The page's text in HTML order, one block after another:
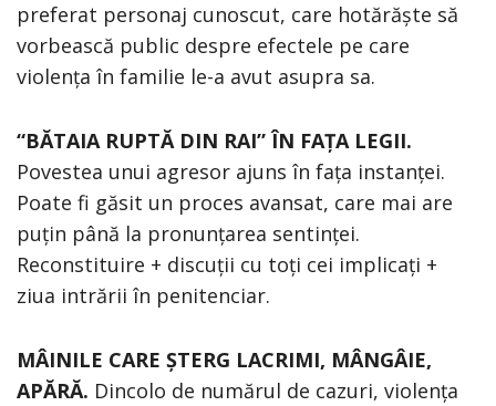
preferat personaj cunoscut, care hotărăște să
vorbească public despre efectele pe care
violența în familie le-a avut asupra sa.
“BĂTAIA RUPTĂ DIN RAI” ÎN FAȚA LEGII.
Povestea unui agresor ajuns în fața instanței.
Poate fi găsit un proces avansat, care mai are
puțin până la pronunțarea sentinței.
Reconstituire + discuții cu toți cei implicați +
ziua intrării în penitenciar.
MÂINILE CARE ȘTERG LACRIMI, MÂNGÂIE,
APĂRĂ. Dincolo de numărul de cazuri, violența